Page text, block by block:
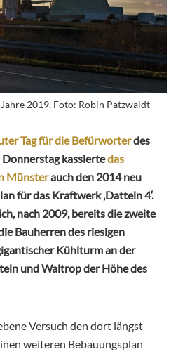
2019. Foto: Robin Patzwaldt
Tag für die Befürworterdes
Donnerstag kassiertedas
Münsterauch den 2014 neu
für das Kraftwerk ‚Datteln 4‘.
nach 2009, bereits die zweite
Bauherren des riesigen
Kühlturm an der
und Waltrop der Höhe des
Versuch den dort längst
weiteren Bebauungsplan